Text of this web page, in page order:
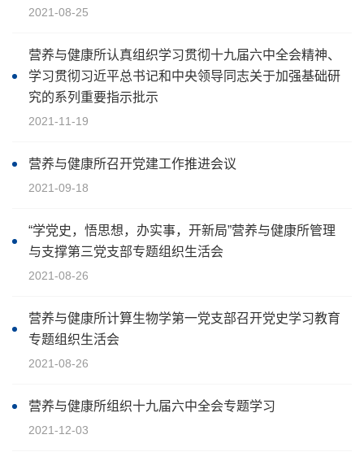
2021-08-25
营养与健康所认真组织学习贯彻十九届六中全会精神、
学习贯彻习近平总书记和中央领导同志关于加强基础研
究的系列重要指示批示
2021-11-19
营养与健康所召开党建工作推进会议
2021-09-18
“学党史，悟思想，办实事，开新局”营养与健康所管理
与支撑第三党支部专题组织生活会
2021-08-26
营养与健康所计算生物学第一党支部召开党史学习教育
专题组织生活会
2021-08-26
营养与健康所组织十九届六中全会专题学习
2021-12-03